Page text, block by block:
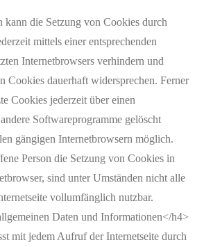
kann die Setzung von Cookies durch
mittels einer entsprechenden
Internetbrowsers verhindern und
Cookies dauerhaft widersprechen. Ferner
Cookies jederzeit über einen
Softwareprogramme gelöscht
gängigen Internetbrowsern möglich.
Person die Setzung von Cookies in
sind unter Umständen nicht alle
vollumfänglich nutzbar.
Daten und Informationen</h4>
mit jedem Aufruf der Internetseite durch